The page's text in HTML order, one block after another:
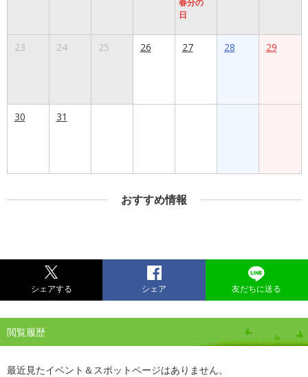
春分の
日
23 24 25 26 27 28 29
30 31
おすすめ情報
シェアする シェア 友だちに送る
閲覧履歴
最近見たイベント＆スポットページはありません。